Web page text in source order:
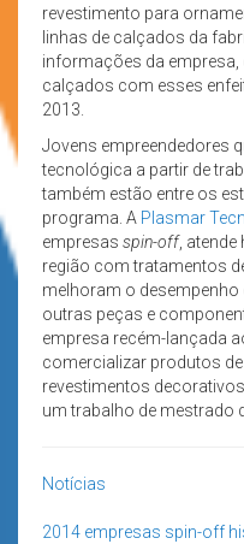
revestimento para
linhas de calçados da
informações da empresa,
calçados com esses
2013.
Jovens empreendedores
tecnológica a partir de
também estão entre os
programa. A Plasmar
empresas spin-off, atende
região com tratamentos
melhoram o desempenho
outras peças e
empresa recém-lançada
comercializar produtos
revestimentos
um trabalho de mestrado
Notícias
2014 empresas spin-off